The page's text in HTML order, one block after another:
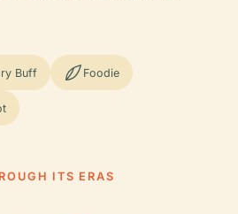
Buff Foodie
ITS ERAS